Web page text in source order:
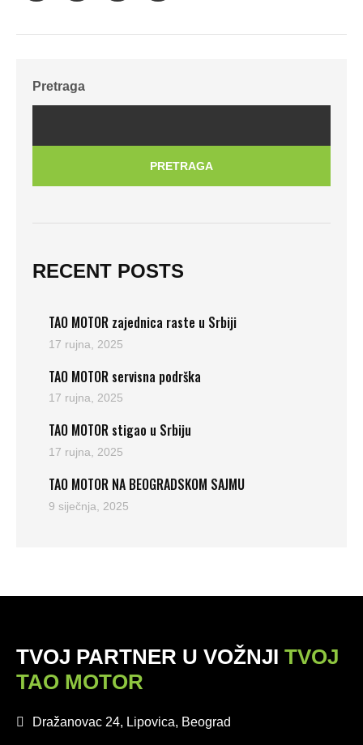
Pretraga
PRETRAGA
RECENT POSTS
TAO MOTOR zajednica raste u Srbiji
17 rujna, 2025
TAO MOTOR servisna podrška
17 rujna, 2025
TAO MOTOR stigao u Srbiju
17 rujna, 2025
TAO MOTOR NA BEOGRADSKOM SAJMU
9 siječnja, 2025
TVOJ PARTNER U VOŽNJI TVOJ
TAO MOTOR
Dražanovac 24, Lipovica, Beograd